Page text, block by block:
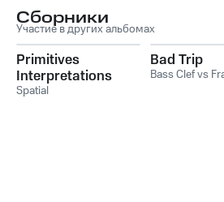
Сборники
Участие в других альбомах
Primitives
Interpretations
Spatial
Bad Trip
Bass Clef vs